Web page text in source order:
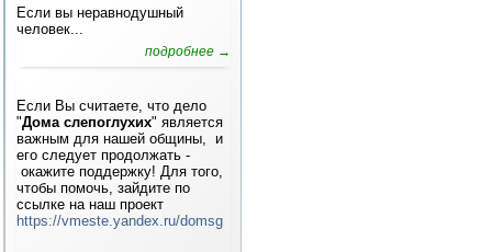
Если вы неравнодушный
человек...
подробнее →
Если Вы считаете, что дело
"Дома слепоглухих" является
важным для нашей общины, и
его следует продолжать -
окажите поддержку! Для того,
чтобы помочь, зайдите по
ссылке на наш проект
https://vmeste.yandex.ru/domsg